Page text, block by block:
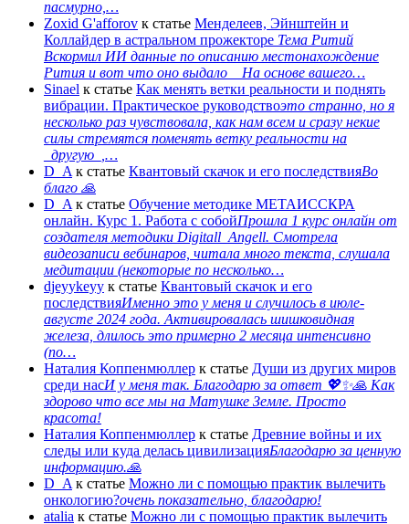
пасмурно,…
Zoxid G'afforov к статье Менделеев, Эйнштейн и
Коллайдер в астральном прожекторе Тема Ритий
Вскормил ИИ данные по описанию местонахождение
Рития и вот что оно выдало На основе вашего…
Sinael к статье Как менять ветки реальности и поднять
вибрации. Практическое руководствоэто странно, но я
несколько раз чувствовала, как нам всем и сразу некие
силы стремятся поменять ветку реальности на
_другую_,…
D_Aк статье Квантовый скачок и его последствияВо
благо 🙏
D_Aк статье Обучение методике МЕТАИССКРА
онлайн. Курс 1. Работа с собойПрошла 1 курс онлайн от
создателя методики Digitall_Angell. Смотрела
видеозаписи вебинаров, читала много текста, слушала
медитации (некоторые по несколько…
djeyykeyy к статье Квантовый скачок и его
последствияИменно это у меня и случилось в июле-
августе 2024 года. Активировалась шишковидная
железа, длилось это примерно 2 месяца интенсивно
(по…
Наталия Коппенмюллер к статье Души из других миров
среди насИ у меня так. Благодарю за ответ 💖✨️🙏 Как
здорово что все мы на Матушке Земле. Просто
красота!
Наталия Коппенмюллер к статье Древние войны и их
следы или куда делась цивилизацияБлагодарю за ценную
информацию.🙏
D_Aк статье Можно ли с помощью практик вылечить
онкологию?очень показательно, благодарю!
atalia к статье Можно ли с помощью практик вылечить